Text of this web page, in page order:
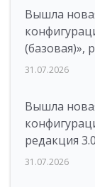
Вышла
(базовая)»,
31.07.2026
Вышла
редакция 3.0
31.07.2026